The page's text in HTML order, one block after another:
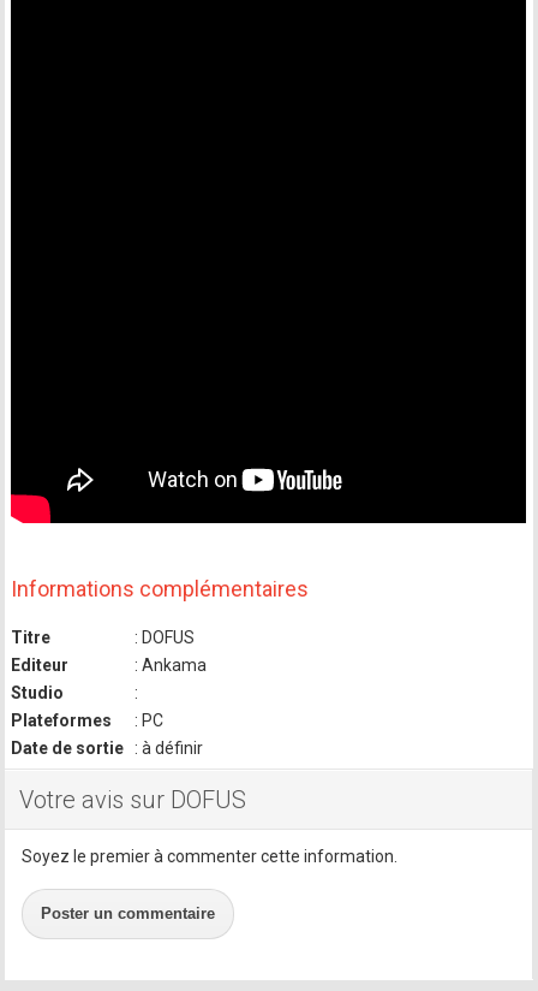
Informations complémentaires
Titre
: DOFUS
Editeur
: Ankama
Studio
:
Plateformes
: PC
Date de sortie
: à définir
Votre avis sur DOFUS
Soyez le premier à commenter cette information.
Poster un commentaire